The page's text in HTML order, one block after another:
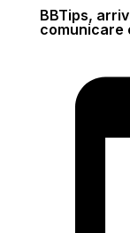
BBTips,
comunicare